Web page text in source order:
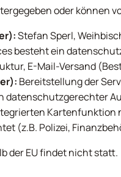
oder können
Stefan Sperl,
besteht ein
E-Mail-Versand
Bereitstellung der
datenschutzgerechter
Kartenfunktion
(z.B. Polizei,
der EU findet nicht statt.